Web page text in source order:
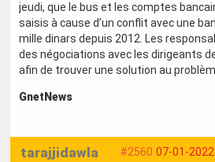
jeudi, que le bus et les comptes
saisis à cause d’un conflit avec une
mille dinars depuis 2012. Les
des négociations avec les dirigeants
afin de trouver une solution au
GnetNews
#2560 07-01-
tarajjidawla